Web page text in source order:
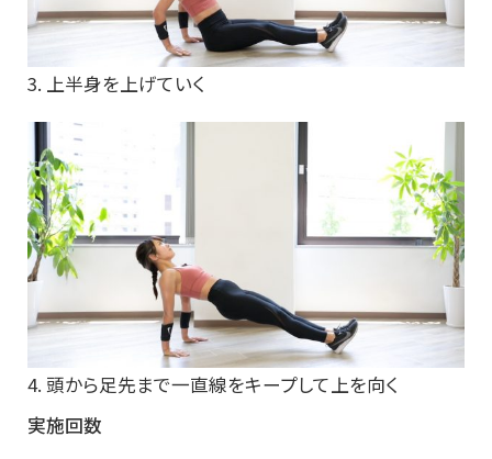
3. 上半身を上げていく
4. 頭から足先まで一直線をキープして上を向く
実施回数